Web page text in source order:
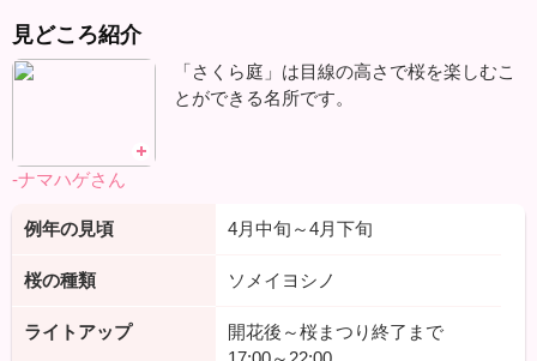
見どころ紹介
-ナマハゲさん
「さくら庭」は目線の高さで桜を楽しむこ
とができる名所です。
例年の見頃 4月中旬～4月下旬
桜の種類 ソメイヨシノ
ライトアップ
開花後～桜まつり終了まで